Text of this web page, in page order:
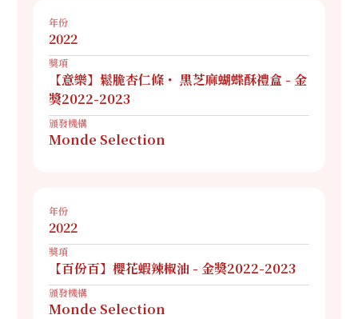
年份
2022
獎項
【意樂】鬆脆杏仁條・ 黑芝麻蝴蝶酥禮盒 - 金
獎2022-2023
頒發機構
Monde Selection
年份
2022
獎項
【百份百】櫻花蝦辣椒油 - 金獎2022-2023
頒發機構
Monde Selection